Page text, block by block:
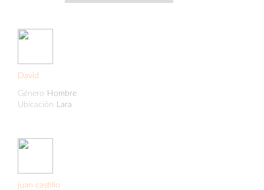
David
Género Hombre
Ubicación
Lara
juan castillo